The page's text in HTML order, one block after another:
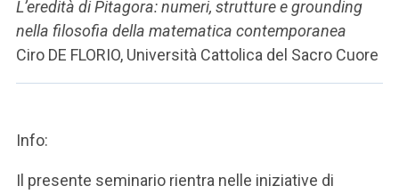
L’eredità di Pitagora: numeri, strutture e grounding
nella filosofia della matematica contemporanea
Ciro DE FLORIO, Università Cattolica del Sacro Cuore
Info:
Il presente seminario rientra nelle iniziative di